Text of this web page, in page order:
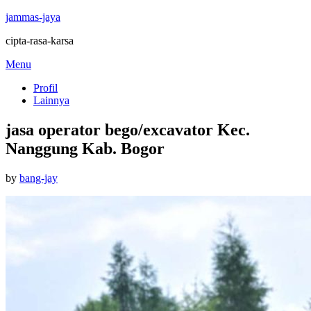
jammas-jaya
cipta-rasa-karsa
Skip
content
Menu
Profil
Lainnya
jasa operator bego/excavator Kec.
Nanggung Kab. Bogor
by bang-jayPosted